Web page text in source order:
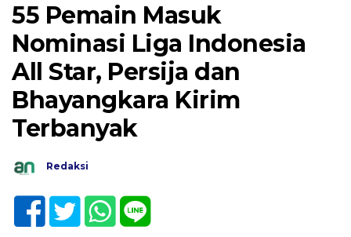
55 Pemain Masuk
Nominasi Liga Indonesia
All Star, Persija dan
Bhayangkara Kirim
Terbanyak
Redaksi